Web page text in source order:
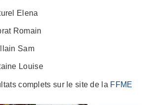
Elena
Romain
Sam
Louise
complets sur le site de la FFME